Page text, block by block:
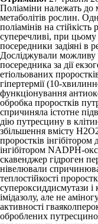
Поліаміни належать до
метаболітів рослин.
поліамінів на
суперечливі, при цьому
посередники задіяні в
Досліджували можливу
посередника за дії
етіольованих
гіпертермії (10-
функціонування
обробка проростків
спричиняла істотне
дію путресцину в
збільшення вмісту H2O
проростків
інгібітором NADPH-
скавенджер гідроген
нівелювали
теплостійкості
супероксиддисмутази
імідазолу, але не
активності
оброблених